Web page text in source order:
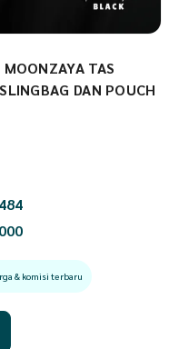
TAS
DAN POUCH
& komisi terbaru